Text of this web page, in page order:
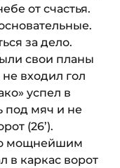
от счастья.
за дело.
свои планы
входил гол
успел в
под мяч и не
(26’).
мощнейшим
в каркас ворот